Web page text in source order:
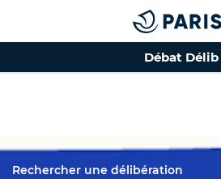
Top of the page
Débat Délib
Rechercher une délibération